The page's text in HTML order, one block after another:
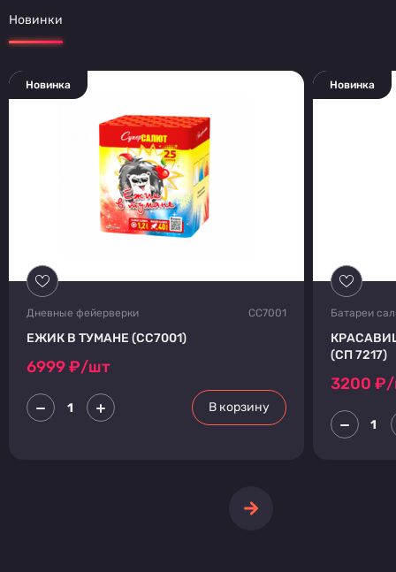
Новинки
Новинка
Дневные фейерверки СС7001
ЕЖИК В ТУМАНЕ (СС7001)
6999₽/шт
В корзину
Новинка
Батареи
(СП 7217)
3200 ₽/